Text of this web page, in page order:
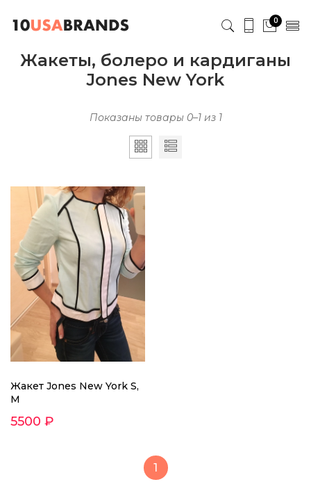
0
Жакеты, болеро и кардиганы
Jones New York
Показаны товары 0–1 из 1
Жакет Jones New York S,
M
5500 ₽
1